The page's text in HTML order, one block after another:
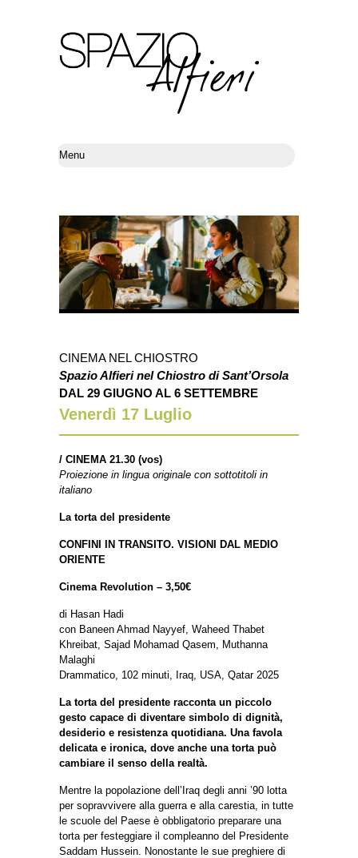
CINEMA NEL CHIOSTRO
Spazio Alfieri nel Chiostro di Sant’Orsola
DAL 29 GIUGNO AL 6 SETTEMBRE
Venerdì 17 Luglio
/ CINEMA 21.30 (vos)
Proiezione in lingua originale con sottotitoli in
italiano
La torta del presidente
CONFINI IN TRANSITO. VISIONI DAL MEDIO
ORIENTE
Cinema Revolution – 3,50€
di Hasan Hadi
con Baneen Ahmad Nayyef, Waheed Thabet
Khreibat, Sajad Mohamad Qasem, Muthanna
Malaghi
Drammatico, 102 minuti, Iraq, USA, Qatar 2025
La torta del presidente racconta un piccolo
gesto capace di diventare simbolo di dignità,
desiderio e resistenza quotidiana. Una favola
delicata e ironica, dove anche una torta può
cambiare il senso della realtà.
Mentre la popolazione dell’Iraq degli anni ’90 lotta
per sopravvivere alla guerra e alla carestia, in tutte
le scuole del Paese è obbligatorio preparare una
torta per festeggiare il compleanno del Presidente
Saddam Hussein. Nonostante le sue preghiere di